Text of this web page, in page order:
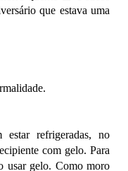
que estava uma
estar refrigeradas, no
com gelo. Para
usar gelo. Como moro